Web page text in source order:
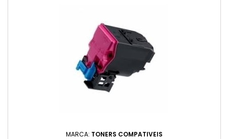
MARCA: TONERS COMPATIVEIS